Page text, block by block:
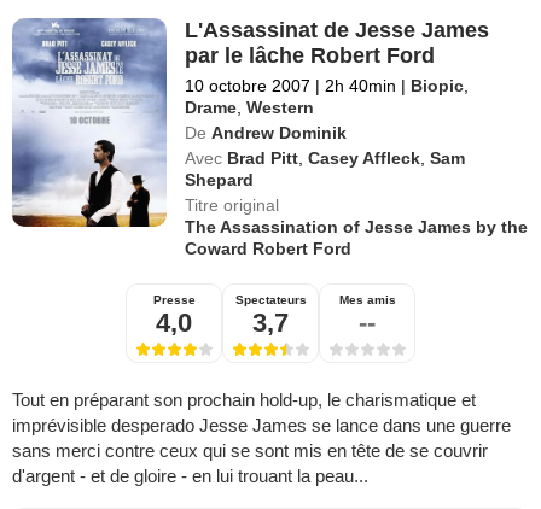
L'Assassinat de Jesse James
par le lâche Robert Ford
10 octobre 2007 | 2h 40min | Biopic
Drame ,Western
De Andrew Dominik
Avec Brad Pitt ,Casey Affleck ,Sam
Shepard
Titre original
The Assassination of Jesse James by the
Coward Robert Ford
Presse
4,0
Spectateurs
3,7
Mes amis
--
Tout en préparant son prochain hold-up, le charismatique et
imprévisible desperado Jesse James se lance dans une guerre
sans merci contre ceux qui se sont mis en tête de se couvrir
d'argent - et de gloire - en lui trouant la peau...